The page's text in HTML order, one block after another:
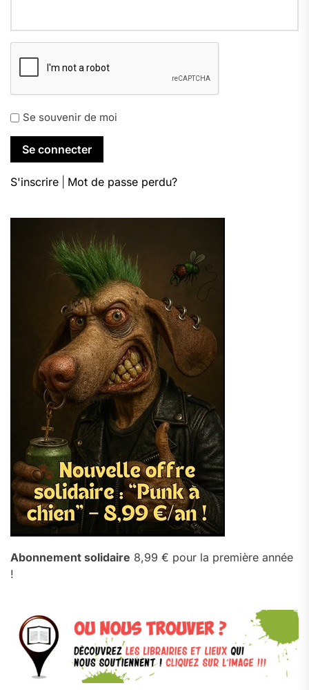
Se souvenir de moi
S'inscrire Mot de passe perdu?
Abonnement solidaire 8,99 € pour la première année
!